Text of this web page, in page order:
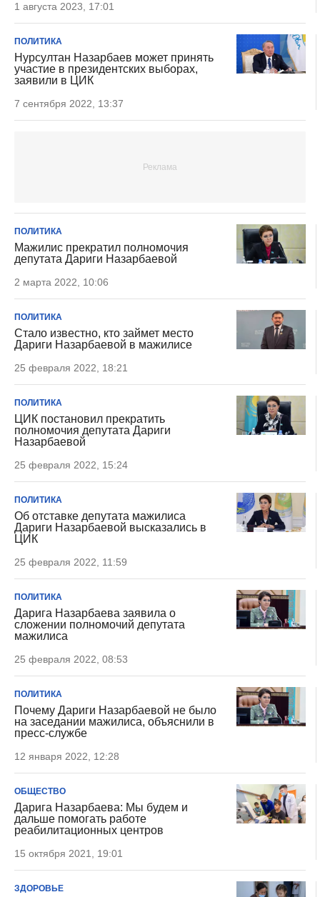
1 августа 2023, 17:01
ПОЛИТИКА
Нурсултан Назарбаев может принять
участие в президентских выборах,
заявили в ЦИК
7 сентября 2022, 13:37
ПОЛИТИКА
Мажилис прекратил полномочия
депутата Дариги Назарбаевой
2 марта 2022, 10:06
ПОЛИТИКА
Стало известно, кто займет место
Дариги Назарбаевой в мажилисе
25 февраля 2022, 18:21
ПОЛИТИКА
ЦИК постановил прекратить
полномочия депутата Дариги
Назарбаевой
25 февраля 2022, 15:24
ПОЛИТИКА
Об отставке депутата мажилиса
Дариги Назарбаевой высказались в
ЦИК
25 февраля 2022, 11:59
ПОЛИТИКА
Дарига Назарбаева заявила о
сложении полномочий депутата
мажилиса
25 февраля 2022, 08:53
ПОЛИТИКА
Почему Дариги Назарбаевой не было
на заседании мажилиса, объяснили в
пресс-службе
12 января 2022, 12:28
ОБЩЕСТВО
Дарига Назарбаева: Мы будем и
дальше помогать работе
реабилитационных центров
15 октября 2021, 19:01
ЗДОРОВЬЕ